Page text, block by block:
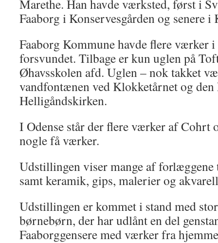
Marethe. Han havde værksted, først i
Faaborg i Konservesgården og senere
Faaborg Kommune havde flere værker i
forsvundet. Tilbage er kun uglen på
Øhavsskolen afd. Uglen – nok takket
vandfontænen ved Klokketårnet og
Helligåndskirken.
I Odense står der flere værker af Cohrt
nogle få værker.
Udstillingen viser mange af forlæggene
samt keramik, gips, malerier og
Udstillingen er kommet i stand med
børnebørn, der har udlånt en del
Faaborggensere med værker fra